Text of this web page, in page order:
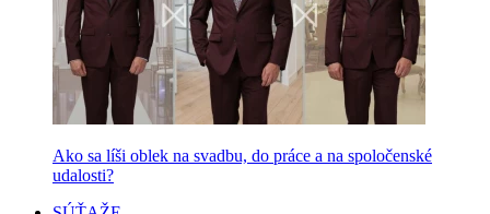
Ako sa líši oblek na svadbu, do práce a na spoločenské
udalosti?